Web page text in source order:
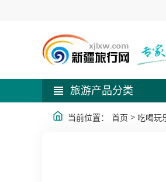
旅游产品分类
当前位置： 首页 > 吃喝玩